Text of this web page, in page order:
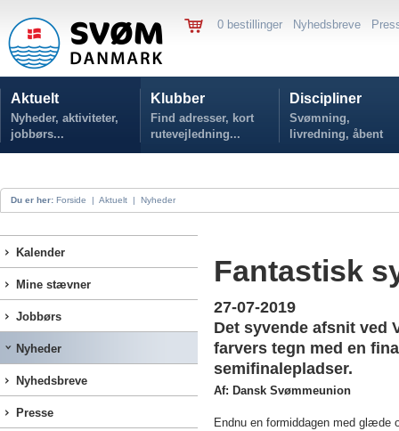
0 bestillinger Nyhedsbreve
Aktuelt
Nyheder, aktiviteter,
jobbørs...
Klubber
Find adresser, kort
rutevejledning...
Discipliner
Svømning,
livredning, åbent
vand...
Du er her: Forside | Aktuelt | Nyheder
Kalender
Mine stævner
Jobbørs
Nyheder
Nyhedsbreve
Presse
Fantastisk
27-07-2019
Det syvende afsnit ved
farvers tegn med en
semifinalepladser.
Af: Dansk Svømmeunion
Endnu en formiddagen med glæde